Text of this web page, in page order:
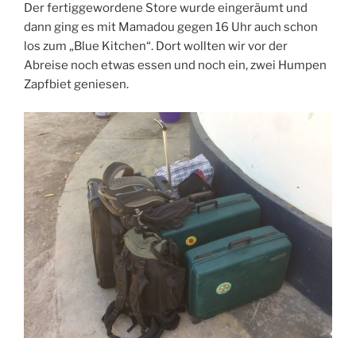
Der fertiggewordene Store wurde eingeräumt und
dann ging es mit Mamadou gegen 16 Uhr auch schon
los zum „Blue Kitchen“. Dort wollten wir vor der
Abreise noch etwas essen und noch ein, zwei Humpen
Zapfbiet geniesen.